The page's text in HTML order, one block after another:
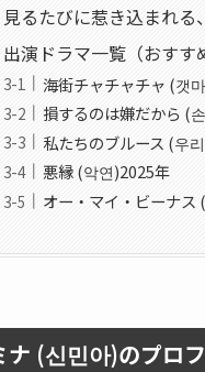
見るたびに惹き込まれ
出演ドラマ一覧（おすす
海街チャチャチャ (갯
損するのは嫌だから (
私たちのブルース (우
悪縁 (악연)2025年
オー・マイ・ビーナス
ナ (신민아)のプロ